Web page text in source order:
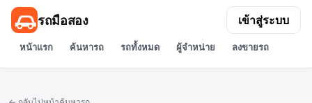
รถมือสอง
หน้าแรก ค้นหารถ รถทั้งหมด ผู้จำหน่าย ลงขายรถ
เข้าสู่ระบบ